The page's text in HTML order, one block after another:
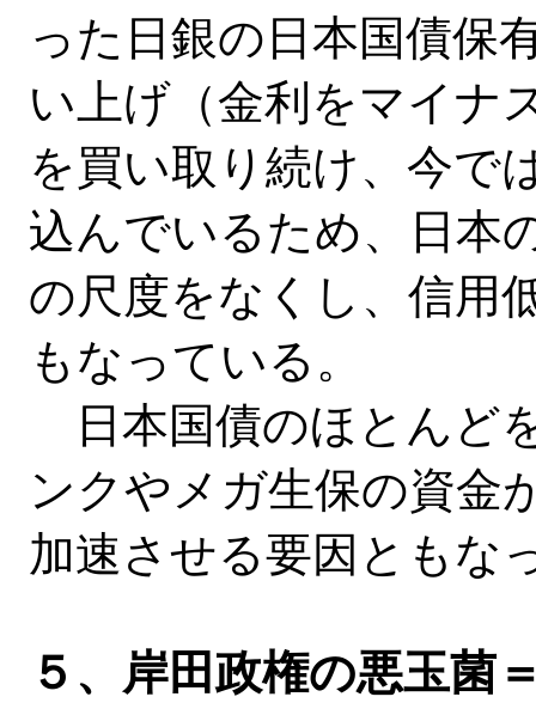
った日銀の日本国債保
い上げ（金利をマイナ
を買い取り続け、今で
込んでいるため、日本
の尺度をなくし、信用
もなっている。
日本国債のほとんど
ンクやメガ生保の資金
加速させる要因ともな
５、岸田政権の悪玉菌